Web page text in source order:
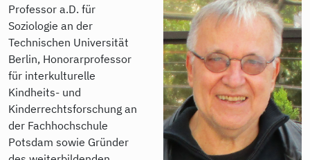
Professor a.D. für
Soziologie an der
Technischen Universität
Berlin, Honorarprofessor
für interkulturelle
Kindheits- und
Kinderrechtsforschung an
der Fachhochschule
Potsdam sowie Gründer